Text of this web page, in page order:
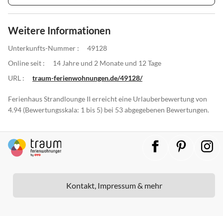
Weitere Informationen
Unterkunfts-Nummer :
49128
Online seit :
14 Jahre und 2 Monate und 12 Tage
URL :
traum-ferienwohnungen.de/49128/
Ferienhaus Strandlounge II erreicht eine Urlauberbewertung von
4.94 (Bewertungsskala: 1 bis 5) bei 53 abgegebenen Bewertungen.
Kontakt, Impressum & mehr